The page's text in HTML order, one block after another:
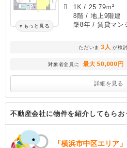
もっと見る
1K / 25.79m²
8階 / 地上9階建
築8年 / 賃貸マン
ただいま 3人 が検
対象者全員に 最大 50,000円
詳細を見る
不動産会社に物件を紹介してもらお
「横浜市中区エリア」